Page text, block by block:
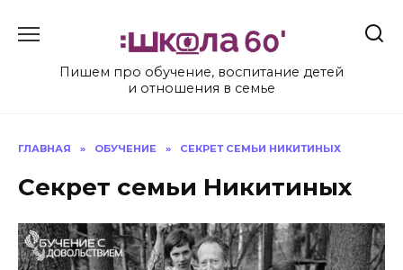
Пишем про обучение, воспитание детей
и отношения в семье
ГЛАВНАЯ » ОБУЧЕНИЕ » СЕКРЕТ СЕМЬИ НИКИТИНЫХ
Секрет семьи Никитиных